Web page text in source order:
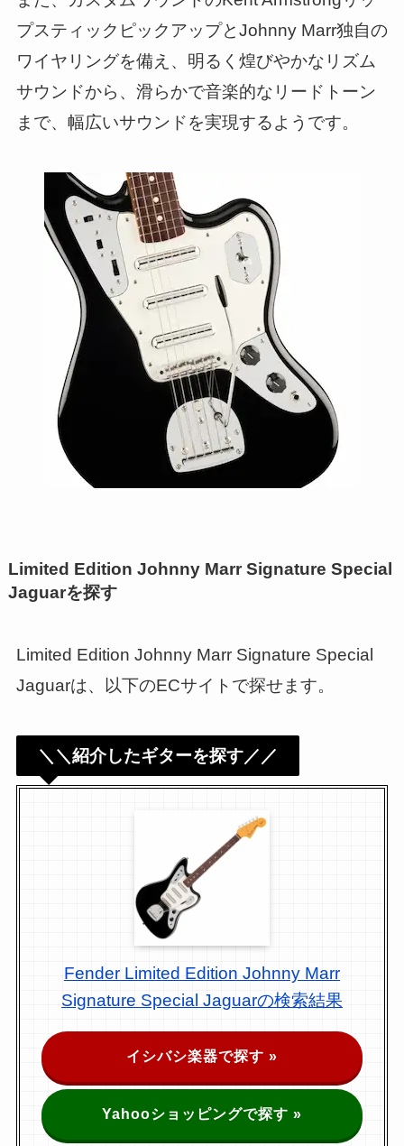
プスティックピックアップとJohnny Marr独自の
ワイヤリングを備え、明るく煌びやかなリズム
サウンドから、滑らかで音楽的なリードトーン
まで、幅広いサウンドを実現するようです。
Limited Edition Johnny Marr Signature Special
Jaguarを探す
Limited Edition Johnny Marr Signature Special
Jaguarは、以下のECサイトで探せます。
＼＼紹介したギターを探す／／
Fender Limited Edition Johnny Marr
Signature Special Jaguarの検索結果
イシバシ楽器で探す »
Yahooショッピングで探す »